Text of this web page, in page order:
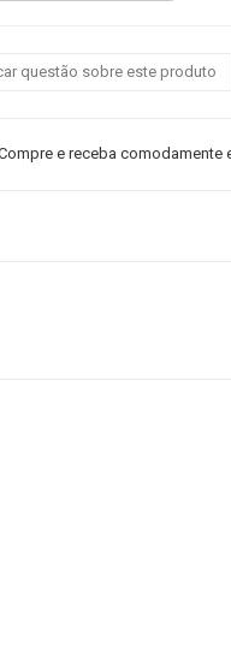
questão sobre este produto
e receba comodamente